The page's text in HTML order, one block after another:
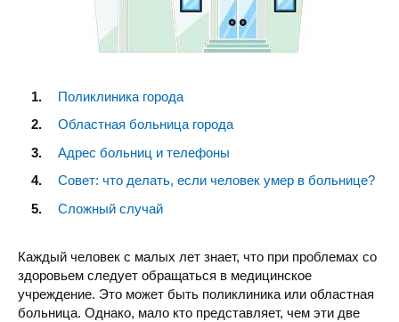
Поликлиника города
Областная больница города
Адрес больниц и телефоны
Совет: что делать, если человек умер в больнице?
Сложный случай
Каждый человек с малых лет знает, что при проблемах со
здоровьем следует обращаться в медицинское
учреждение. Это может быть поликлиника или областная
больница. Однако, мало кто представляет, чем эти две